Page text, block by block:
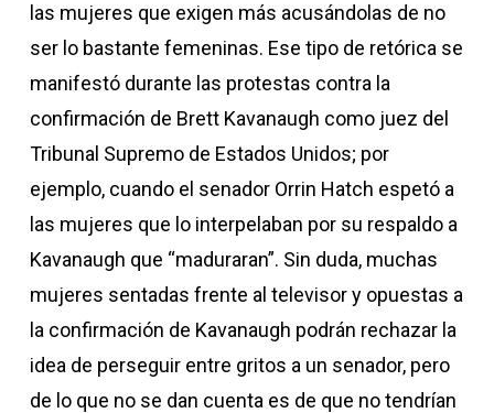
las mujeres que exigen más acusándolas de no
ser lo bastante femeninas. Ese tipo de retórica se
manifestó durante las protestas contra la
confirmación de Brett Kavanaugh como juez del
Tribunal Supremo de Estados Unidos; por
ejemplo, cuando el senador Orrin Hatch espetó a
las mujeres que lo interpelaban por su respaldo a
Kavanaugh que “maduraran”. Sin duda, muchas
mujeres sentadas frente al televisor y opuestas a
la confirmación de Kavanaugh podrán rechazar la
idea de perseguir entre gritos a un senador, pero
de lo que no se dan cuenta es de que no tendrían